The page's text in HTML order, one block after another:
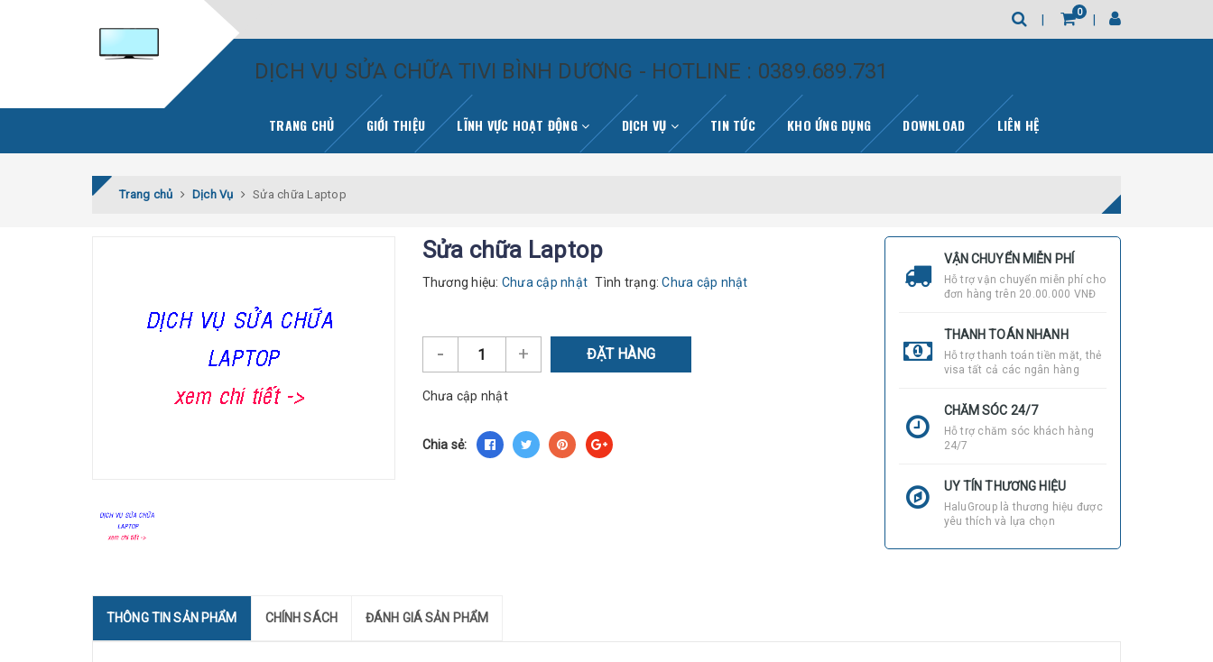
0
DỊCH VỤ SỬA CHỮA TIVI BÌNH DƯƠNG - HOTLINE : 0389.689.731
TRANG CHỦ GIỚI THIỆU LĨNH VỰC HOẠT ĐỘNG DỊCH VỤ TIN TỨC KHO ỨNG DỤNG DOWNLOAD LIÊN HỆ
Trang chủ Dịch Vụ Sửa chữa Laptop
Sửa chữa Laptop
Thương hiệu: Chưa cập nhật Tình trạng:Chưa cập nhật
- + ĐẶT HÀNG
Chưa cập nhật
Chia sẻ:
VẬN CHUYỂN MIỄN PHÍ
Hỗ trợ vận chuyển miễn phí cho
đơn hàng trên 20.00.000 VNĐ
THANH TOÁN NHANH
Hỗ trợ thanh toán tiền mặt, thẻ
visa tất cả các ngân hàng
CHĂM SÓC 24/7
Hỗ trợ chăm sóc khách hàng
24/7
UY TÍN THƯƠNG HIỆU
HaluGroup là thương hiệu được
yêu thích và lựa chọn
THÔNG TIN SẢN PHẨM CHÍNH SÁCH ĐÁNH GIÁ SẢN PHẨM